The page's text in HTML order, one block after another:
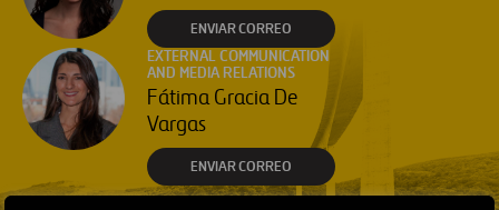
ENVIAR CORREO
EXTERNAL COMMUNICATION
AND MEDIA RELATIONS
Fátima Gracia De
Vargas
ENVIAR CORREO